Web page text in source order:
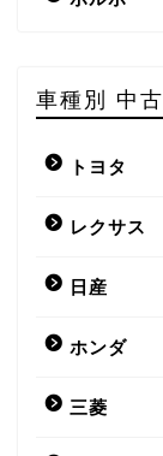
車種別 中
トヨタ
レクサス
日産
ホンダ
三菱